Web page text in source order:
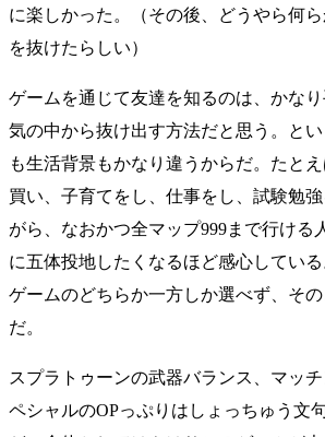
に楽しかった。（その後、どうやら何
を抜けたらしい）
ゲームを通じて友達を知るのは、かな
気の中から抜け出す方法だと思う。と
も生活背景もかなり違うからだ。たと
買い、子育てをし、仕事をし、試験勉
がら、なおかつ全マップ999まで行ける
に五体投地したくなるほど感心してい
ゲームのどちらか一方しか選べず、そ
だ。
スプラトゥーンの武器バランス、マッ
ペシャルのOPっぷりはしょっちゅう文